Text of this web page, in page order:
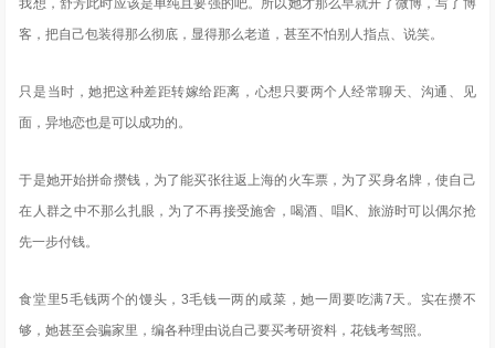
我想，舒芳此时应该是单纯且要强的吧。所以她才那么早就开了微博，写了博
客，把自己包装得那么彻底，显得那么老道，甚至不怕别人指点、说笑。
只是当时，她把这种差距转嫁给距离，心想只要两个人经常聊天、沟通、见
面，异地恋也是可以成功的。
于是她开始拼命攒钱，为了能买张往返上海的火车票，为了买身名牌，使自己
在人群之中不那么扎眼，为了不再接受施舍，喝酒、唱K、旅游时可以偶尔抢
先一步付钱。
食堂里5毛钱两个的馒头，3毛钱一两的咸菜，她一周要吃满7天。实在攒不
够，她甚至会骗家里，编各种理由说自己要买考研资料，花钱考驾照。